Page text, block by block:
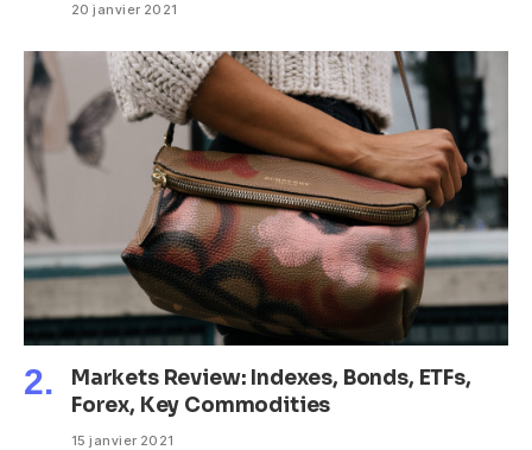
20 janvier 2021
Markets Review: Indexes, Bonds, ETFs,
Forex, Key Commodities
15 janvier 2021